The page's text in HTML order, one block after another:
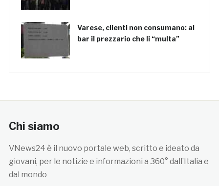
Varese, clienti non consumano: al
bar il prezzario che li “multa”
Chi siamo
VNews24 è il nuovo portale web, scritto e ideato da
giovani, per le notizie e informazioni a 360° dall’Italia e
dal mondo